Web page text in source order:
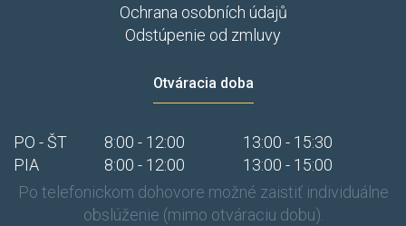
Ochrana osobních údajů
Odstúpenie od zmluvy
Otváracia doba
PO - ŠT 8:00 - 12:00
13:00 - 15:30
PIA
8:00 - 12:00
13:00 - 15:00
Po telefonickom dohovore možné zaistiť individuálne
obslúženie (mimo otváraciu dobu).